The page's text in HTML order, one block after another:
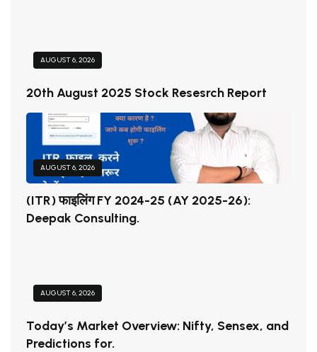
AUGUST 6, 2026
20th August 2025 Stock Resesrch Report
AUGUST 6, 2026
(ITR) फाइलिंग FY 2024-25 (AY 2025-26):
Deepak Consulting.
AUGUST 6, 2026
Today’s Market Overview: Nifty, Sensex, and
Predictions for.